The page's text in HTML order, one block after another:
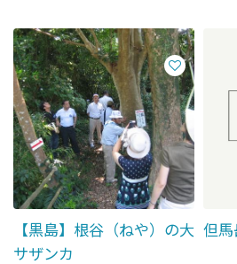
【黒島】根谷（ねや）の大
サザンカ
但馬